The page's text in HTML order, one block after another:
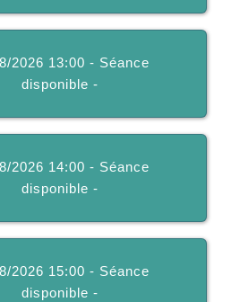
2026 13:00 - Séance
disponible -
2026 14:00 - Séance
disponible -
2026 15:00 - Séance
disponible -